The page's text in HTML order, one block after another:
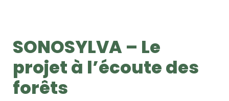
SONOSYLVA – Le
projet à l’écoute des
forêts